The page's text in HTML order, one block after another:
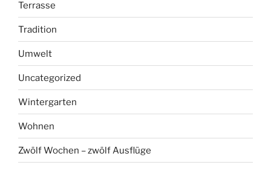
Terrasse
Tradition
Umwelt
Uncategorized
Wintergarten
Wohnen
Zwölf Wochen – zwölf Ausflüge